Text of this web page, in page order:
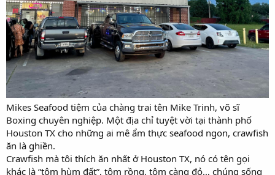
Mikes Seafood tiệm của chàng trai tên Mike Trinh, võ sĩ
Boxing chuyên nghiệp. Một địa chỉ tuyệt vời tại thành phố
Houston TX cho những ai mê ẩm thực seafood ngon, crawfish
ăn là ghiền.
Crawfish mà tôi thích ăn nhất ở Houston TX, nó có tên gọi
khác là “tôm hùm đất”, tôm rồng, tôm càng đỏ… chúng sống